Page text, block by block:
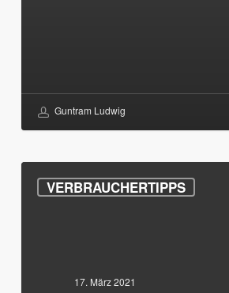
Guntram Ludwig
VERBRAUCHERTIPPS
sicher
17. März 2021